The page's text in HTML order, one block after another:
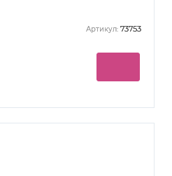
Артикул: 73753